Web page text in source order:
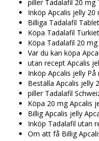
piller Tadalafil 20 mg
Inköp Apcalis jelly 20
Billiga Tadalafil
Köpa Tadalafil Turkiet
Köpa Tadalafil 20
Var du kan köpa
utan recept Apcalis
Inköp Apcalis jelly På
Beställa Apcalis jelly
piller Tadalafil
Köpa 20 mg Apcalis
Billig Apcalis jelly
Inköp Tadalafil utan
Om att få Billig